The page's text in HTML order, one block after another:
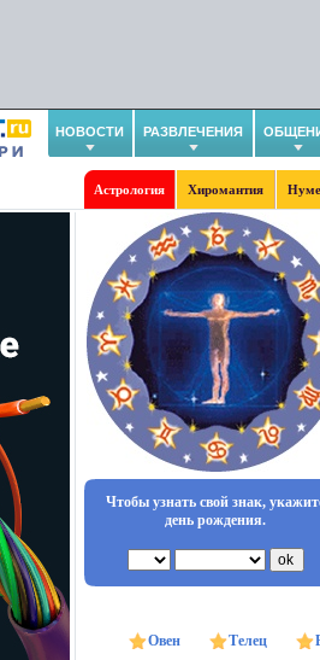
НОВОСТИ РАЗВЛЕЧЕНИЯ
Астрология Хиромантия
Чтобы узнать свой знак,
день рождения.
Овен Телец